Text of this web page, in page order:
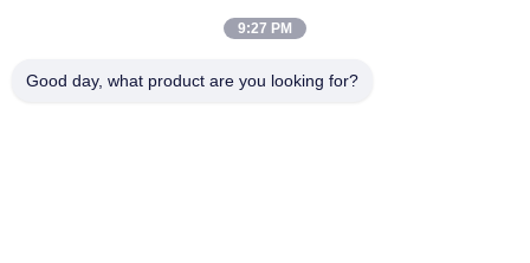
9:27 PM
Good day, what product are you looking for?